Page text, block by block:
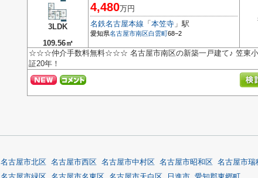
3LDK
109.56㎡
4,480万円
名鉄名古屋本線 「 本笠寺 」駅
愛知県名古屋市南区白雲町68−2
☆☆☆仲介手数料無料☆☆☆ 名古屋市南区の新築一戸建て♪ 笠東小
証20年！
名古屋市北区 名古屋市西区 名古屋市中村区 名古屋市昭和区 名古屋市瑞